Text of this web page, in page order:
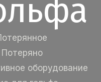
Потеряно
оборудование